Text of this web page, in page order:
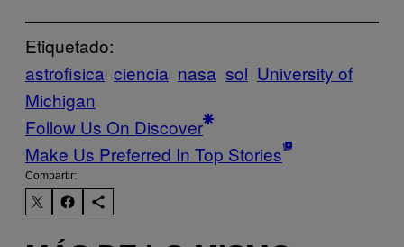
Etiquetado:
astrofisica ciencia nasa sol University of
Michigan
Follow Us On Discover
Make Us Preferred In Top Stories
Compartir: